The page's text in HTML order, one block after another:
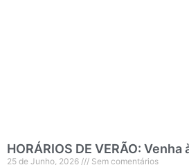
HORÁRIOS DE VERÃO:
25 de Junho, 2026 Sem comentários